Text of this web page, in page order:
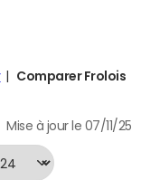
Comparer Frolois
Mise à jour le 07/11/25